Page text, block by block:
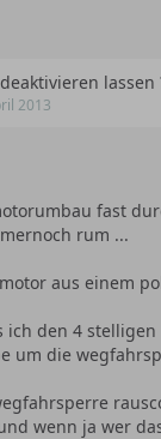
lassen
2013
fast
rum ...
aus einem
ich den 4
um die
wenn ja wer